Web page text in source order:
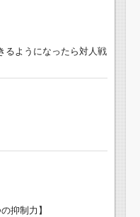
るようになったら対人戦
抑制力】